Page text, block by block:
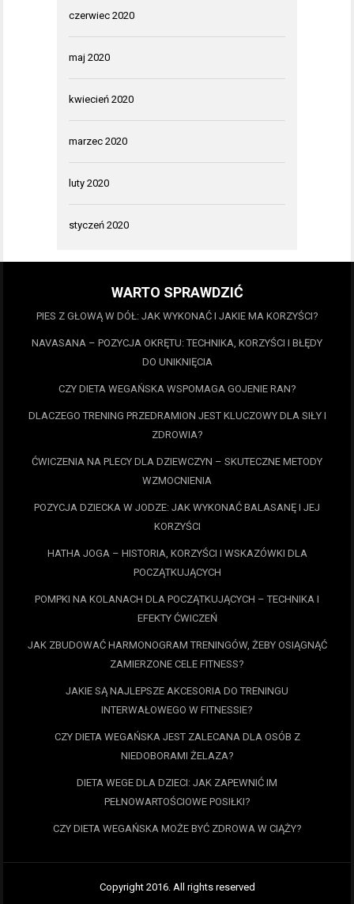
czerwiec 2020
maj 2020
kwiecień 2020
marzec 2020
luty 2020
styczeń 2020
WARTO SPRAWDZIĆ
PIES Z GŁOWĄ W DÓŁ: JAK WYKONAĆ I JAKIE MA KORZYŚCI?
NAVASANA – POZYCJA OKRĘTU: TECHNIKA, KORZYŚCI I BŁĘDY
DO UNIKNIĘCIA
CZY DIETA WEGAŃSKA WSPOMAGA GOJENIE RAN?
DLACZEGO TRENING PRZEDRAMION JEST KLUCZOWY DLA SIŁY I
ZDROWIA?
ĆWICZENIA NA PLECY DLA DZIEWCZYN – SKUTECZNE METODY
WZMOCNIENIA
POZYCJA DZIECKA W JODZE: JAK WYKONAĆ BALASANĘ I JEJ
KORZYŚCI
HATHA JOGA – HISTORIA, KORZYŚCI I WSKAZÓWKI DLA
POCZĄTKUJĄCYCH
POMPKI NA KOLANACH DLA POCZĄTKUJĄCYCH – TECHNIKA I
EFEKTY ĆWICZEŃ
JAK ZBUDOWAĆ HARMONOGRAM TRENINGÓW, ŻEBY OSIĄGNĄĆ
ZAMIERZONE CELE FITNESS?
JAKIE SĄ NAJLEPSZE AKCESORIA DO TRENINGU
INTERWAŁOWEGO W FITNESSIE?
CZY DIETA WEGAŃSKA JEST ZALECANA DLA OSÓB Z
NIEDOBORAMI ŻELAZA?
DIETA WEGE DLA DZIECI: JAK ZAPEWNIĆ IM
PEŁNOWARTOŚCIOWE POSIŁKI?
CZY DIETA WEGAŃSKA MOŻE BYĆ ZDROWA W CIĄŻY?
Copyright 2016. All rights reserved